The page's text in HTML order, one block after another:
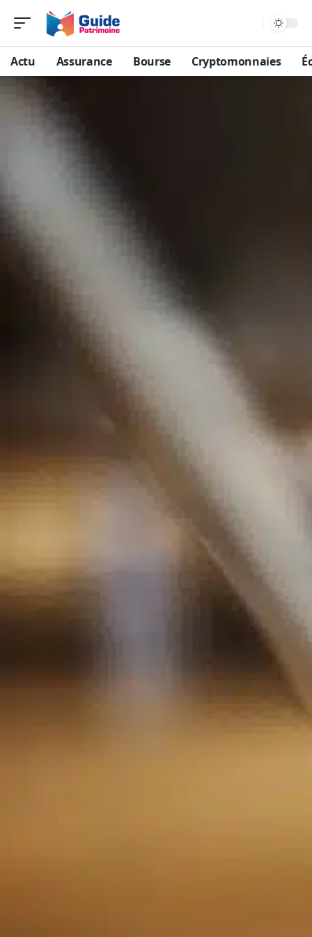
Actu Assurance Bourse Cryptomonnaies